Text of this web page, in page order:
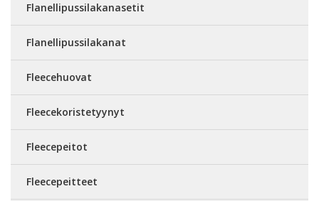
Flanellipussilakanasetit
Flanellipussilakanat
Fleecehuovat
Fleecekoristetyynyt
Fleecepeitot
Fleecepeitteet